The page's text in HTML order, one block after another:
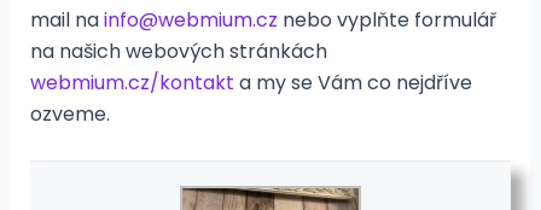
mail nainfo@webmium.cz nebo vyplňte formulář
na našich webových stránkách
webmium.cz/kontakt a my se Vám co nejdříve
ozveme.